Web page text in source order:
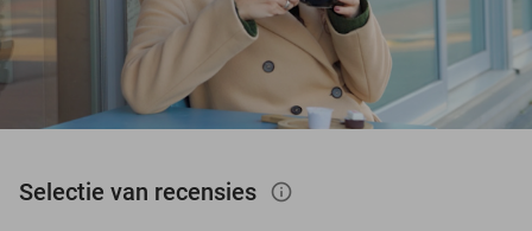
Selectie van recensies info_outlined